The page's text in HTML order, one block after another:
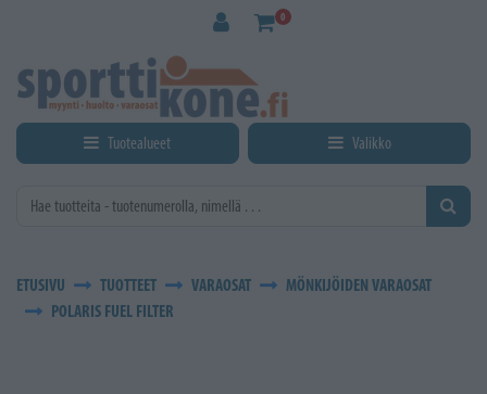
0
Tuotealueet Valikko
ETUSIVU TUOTTEET VARAOSAT
MÖNKIJÖIDEN VARAOSAT
POLARIS FUEL FILTER